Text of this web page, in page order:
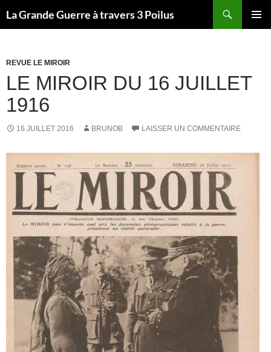
La Grande Guerre à travers 3 Poilus
REVUE LE MIROIR
LE MIROIR DU 16 JUILLET
1916
16 JUILLET 2016 BRUNOB LAISSER UN COMMENTAIRE